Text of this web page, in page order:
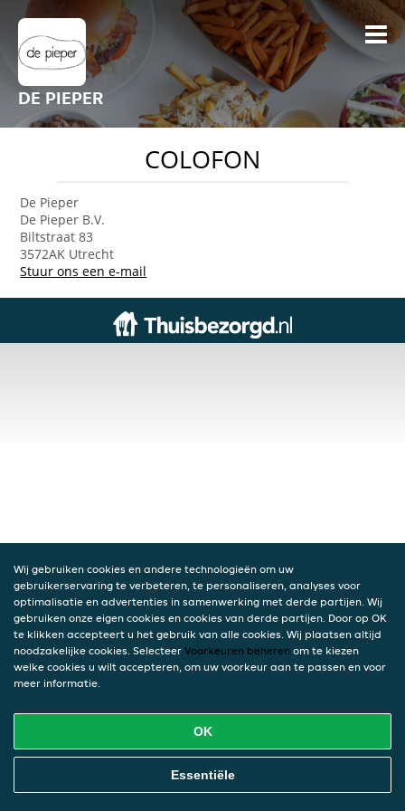
DE PIEPER
COLOFON
De Pieper
De Pieper B.V.
Biltstraat 83
3572AK Utrecht
Stuur ons een e-mail
Wij gebruiken cookies en andere technologieën om uw
gebruikerservaring te verbeteren, te personaliseren, analyses voor
optimalisatie en advertenties in samenwerking met derde partijen. Wij
gebruiken onze eigen cookies en cookies van derde partijen. Door op OK
te klikken accepteert u het gebruik van alle cookies. Wij plaatsen altijd
noodzakelijke cookies. Selecteer Voorkeuren beheren om te kiezen
welke cookies u wilt accepteren, om uw voorkeur aan te passen en voor
meer informatie.
OK
Essentiële